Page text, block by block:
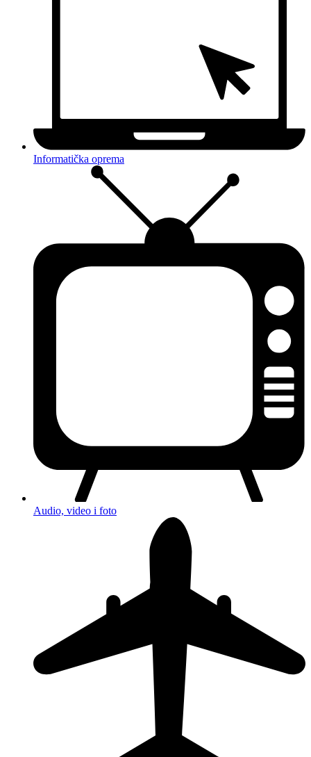
Informatička oprema
Audio, video i foto